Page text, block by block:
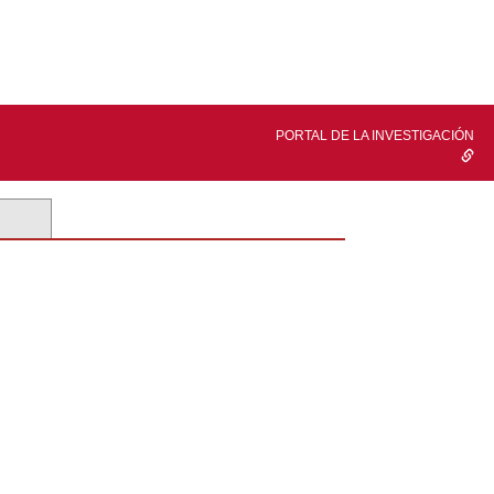
PORTAL DE LA INVESTIGACIÓN